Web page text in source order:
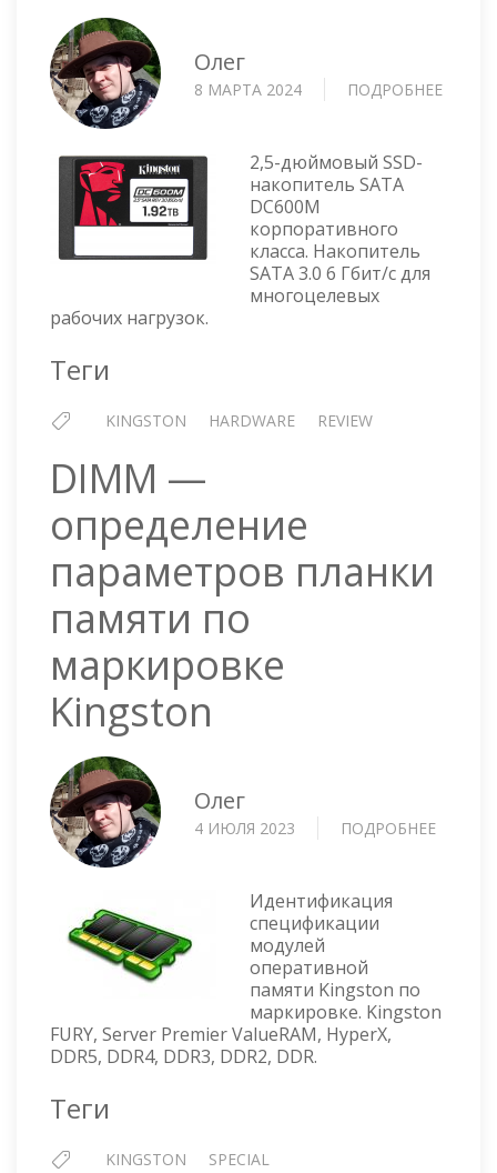
Олег
8 МАРТА 2024 ПОДРОБНЕЕ
2,5-дюймовый SSD-
накопитель SATA
DC600M
корпоративного
класса. Накопитель
SATA 3.0 6 Гбит/с для
многоцелевых
рабочих нагрузок.
Теги
KINGSTON HARDWARE REVIEW
DIMM —
определение
параметров планки
памяти по
маркировке
Kingston
Олег
4 ИЮЛЯ 2023 ПОДРОБНЕЕ
Идентификация
спецификации
модулей
оперативной
памяти Kingston по
маркировке. Kingston
FURY, Server Premier ValueRAM, HyperX,
DDR5, DDR4, DDR3, DDR2, DDR.
Теги
KINGSTON SPECIAL